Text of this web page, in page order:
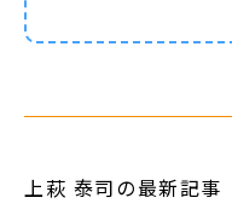
上萩 泰司の最新記事